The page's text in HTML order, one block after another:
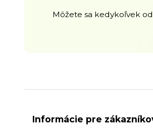
Môžete sa kedykoľvek
Informácie pre